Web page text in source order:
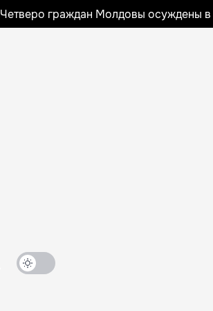
Четверо граждан Молдовы осуждены